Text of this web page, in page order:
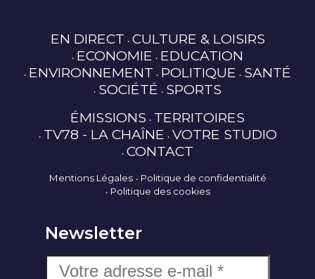
EN DIRECT CULTURE & LOISIRS
ECONOMIE EDUCATION
ENVIRONNEMENT POLITIQUE SANTÉ
SOCIÉTÉ SPORTS
ÉMISSIONS TERRITOIRES
TV78 - LA CHAÎNE VOTRE STUDIO
CONTACT
Mentions Légales
Politique de confidentialité
Politique des cookies
Newsletter